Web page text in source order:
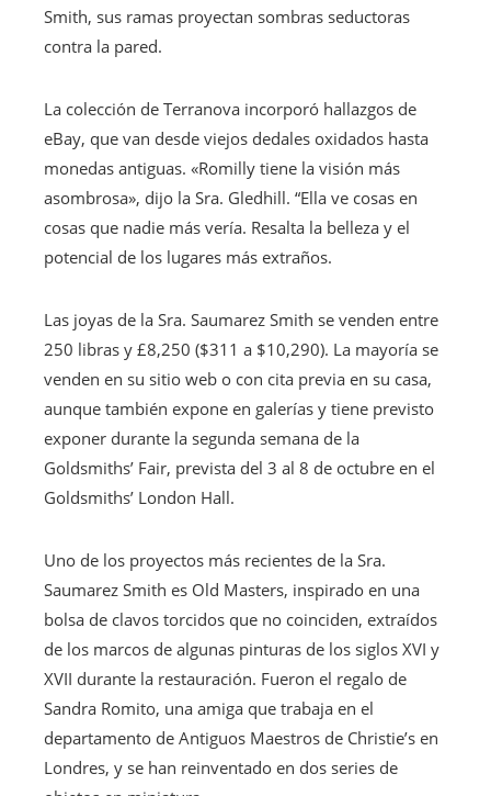
Smith, sus ramas proyectan sombras seductoras
contra la pared.
La colección de Terranova incorporó hallazgos de
eBay, que van desde viejos dedales oxidados hasta
monedas antiguas. «Romilly tiene la visión más
asombrosa», dijo la Sra. Gledhill. “Ella ve cosas en
cosas que nadie más vería. Resalta la belleza y el
potencial de los lugares más extraños.
Las joyas de la Sra. Saumarez Smith se venden entre
250 libras y £8,250 ($311 a $10,290). La mayoría se
venden en su sitio web o con cita previa en su casa,
aunque también expone en galerías y tiene previsto
exponer durante la segunda semana de la
Goldsmiths’ Fair, prevista del 3 al 8 de octubre en el
Goldsmiths’ London Hall.
Uno de los proyectos más recientes de la Sra.
Saumarez Smith es Old Masters, inspirado en una
bolsa de clavos torcidos que no coinciden, extraídos
de los marcos de algunas pinturas de los siglos XVI y
XVII durante la restauración. Fueron el regalo de
Sandra Romito, una amiga que trabaja en el
departamento de Antiguos Maestros de Christie’s en
Londres, y se han reinventado en dos series de